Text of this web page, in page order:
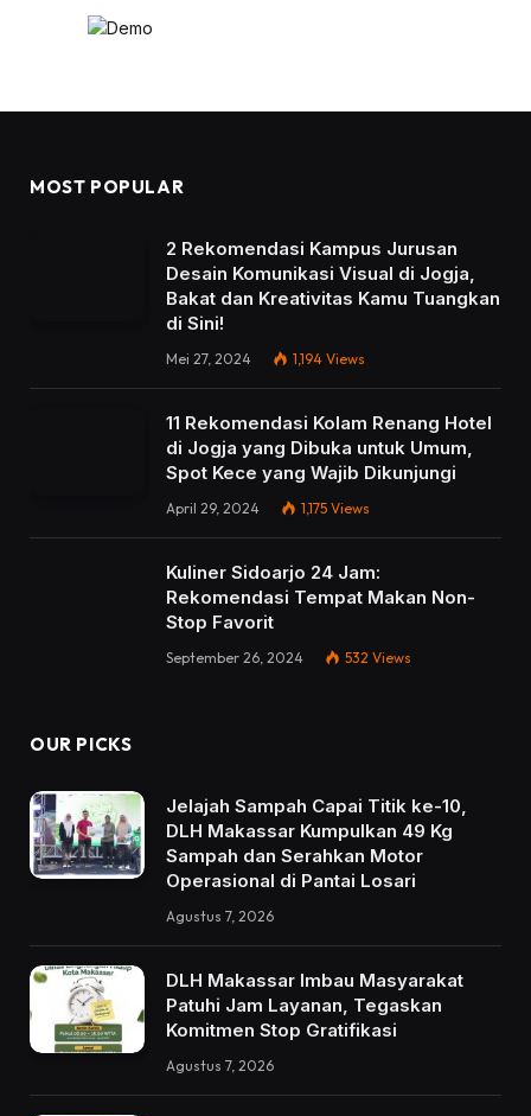
MOST POPULAR
2 Rekomendasi Kampus Jurusan
Desain Komunikasi Visual di Jogja,
Bakat dan Kreativitas Kamu Tuangkan
di Sini!
Mei 27, 2024 1,194 Views
11 Rekomendasi Kolam Renang Hotel
di Jogja yang Dibuka untuk Umum,
Spot Kece yang Wajib Dikunjungi
April 29, 2024 1,175 Views
Kuliner Sidoarjo 24 Jam:
Rekomendasi Tempat Makan Non-
Stop Favorit
September 26, 2024 532 Views
OUR PICKS
Jelajah Sampah Capai Titik ke-10,
DLH Makassar Kumpulkan 49 Kg
Sampah dan Serahkan Motor
Operasional di Pantai Losari
Agustus 7, 2026
DLH Makassar Imbau Masyarakat
Patuhi Jam Layanan, Tegaskan
Komitmen Stop Gratifikasi
Agustus 7, 2026